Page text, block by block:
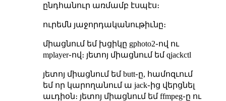
ընդհանուր առմամբ էսպէս։
ուրեմն յաջորդականութիւնը։
միացնում եմ խցիկը gphoto2֊ով ու
mplayer֊ով։ յետոյ միացնում եմ qjackctl
յետոյ միացնում եմ butt֊ը, համոզւում
եմ որ կարողանում ա jack֊ից վերցնել
աւդիօն։ յետոյ միացնում եմ ffmpeg֊ը ու